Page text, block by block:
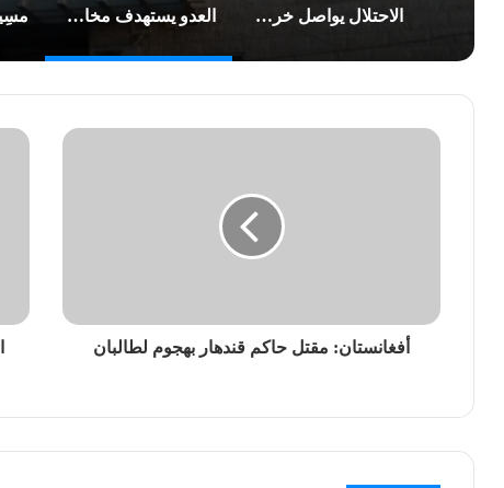
الاحتلال يواصل خرق الهدنة في غزة.. شهداء وعشرات الإصابات بغارات العدو العدو يستهدف مخازن الأدوية في مستشفى شهداء الأقصى والخسائر أكثر من نصف مليون $
أفغانستان: مقتل حاكم قندهار بهجوم لطالبان